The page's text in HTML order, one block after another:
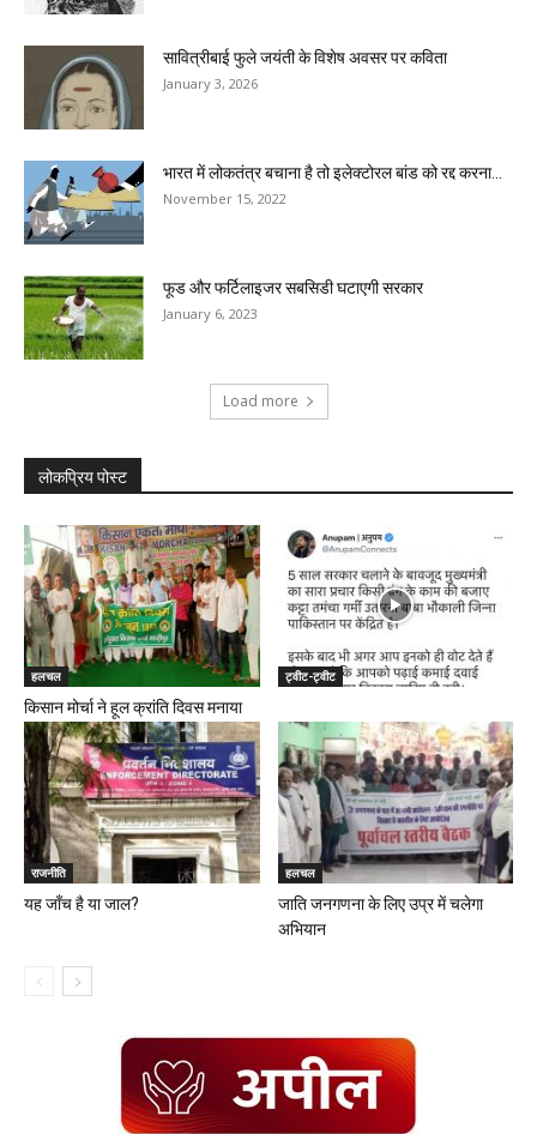
सावित्रीबाई फुले जयंती के विशेष अवसर पर कविता
January 3, 2026
भारत में लोकतंत्र बचाना है तो इलेक्टोरल बांड को रद्द करना...
November 15, 2022
फूड और फर्टिलाइजर सबसिडी घटाएगी सरकार
January 6, 2023
Load more
लोकप्रिय पोस्ट
हलचल
किसान मोर्चा ने हूल क्रांति दिवस मनाया
ट्वीट-ट्वीट
राजनीति
यह जॉंच है या जाल?
हलचल
जाति जनगणना के लिए उप्र में चलेगा
अभियान